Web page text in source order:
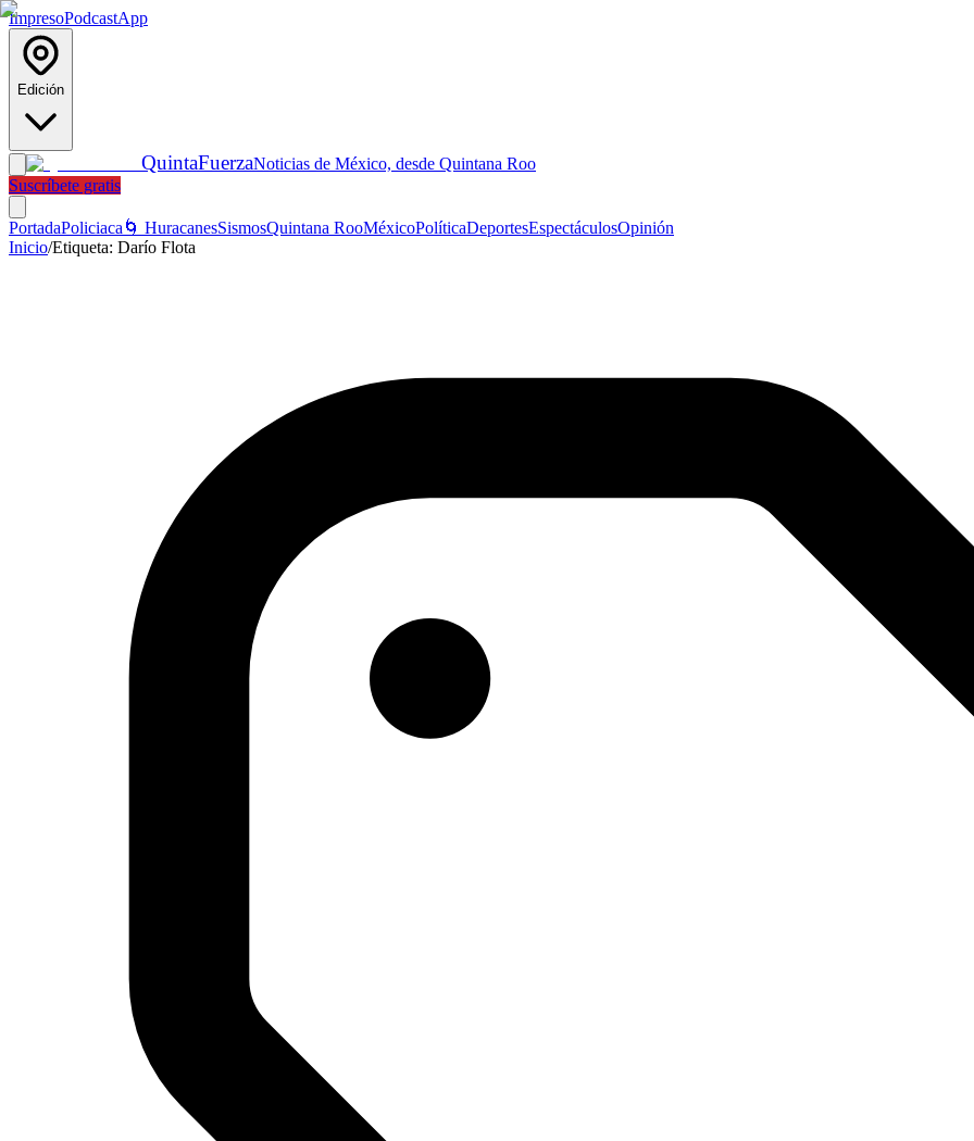
ImpresoPodcastApp
Edición
QuintaFuerzaNoticias de México, desde Quintana Roo
Suscríbete gratis
PortadaPoliciaca 🌀 HuracanesSismosQuintana RooMéxicoPolíticaDeportesEspectáculosOpinión
Inicio/Etiqueta: Darío Flota